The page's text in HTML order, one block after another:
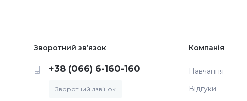
Зворотний зв’язок
+38 (066) 6-160-160
Зворотний дзвінок
Компанія
Навчання
Відгуки